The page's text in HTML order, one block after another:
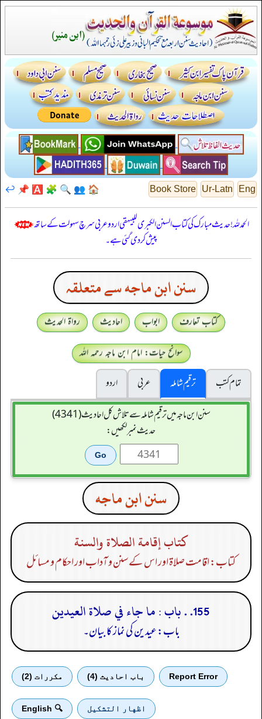
Eng
Ur-Latn
Book Store
🏠
👥
🔍
🧩
🅰️
📌
↩️
الحمدللہ! حدیث مبارک کی کتاب السنن الكبرى للبيهقي اردو عربی سرچ سہولت کے ساتھ
پیش کر دی گئی ہے۔
سنن ابن ماجه سے متعلقہ
کتاب تعارف ابواب احادیث
رواۃ الحدیث
سوانح حیات: امام ابن ماجہ رحمہ اللہ
تمام کتب
ترقیم شاملہ عربی
اردو
سنن ابن ماجہ میں ترقیم شاملہ سے تلاش کل احادیث (4341)
حدیث نمبر لکھیں:
سنن ابن ماجه
كتاب إقامة الصلاة والسنة
کتاب: اقامت صلاۃ اور اس کے سنن و آداب اور احکام و مسائل
155. . باب : ما جاء في صلاة العيدين
باب: عیدین کی نماز کا بیان۔
Report Error باب احادیث (4) مكررات (2)
اظهار التشكيل 🔍 English